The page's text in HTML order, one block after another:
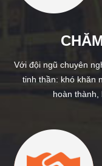
Với đội ngũ chuyên
tinh thần: khó khăn
hoàn thành,